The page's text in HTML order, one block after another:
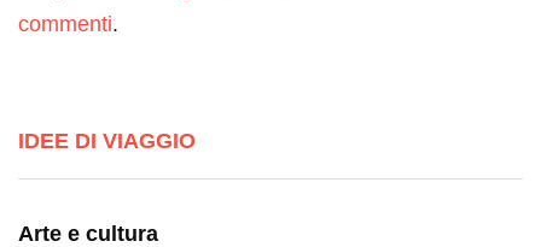
commenti.
IDEE DI VIAGGIO
Arte e cultura